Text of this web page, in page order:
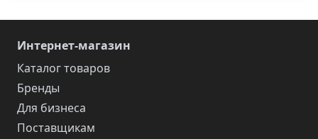
Интернет-магазин
Каталог товаров
Бренды
Для бизнеса
Поставщикам